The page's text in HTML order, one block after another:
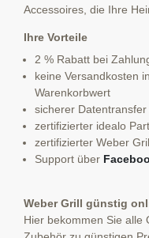
Accessoires, die Ihre
Ihre Vorteile
2 % Rabatt bei
keine Versandkosten
Warenkorbwert
sicherer
zertifizierter idealo
zertifizierter Weber
Support über
Weber Grill günstig
Hier bekommen Sie alle